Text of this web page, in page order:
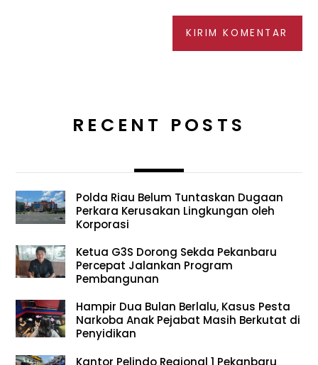
RECENT POSTS
Polda Riau Belum Tuntaskan Dugaan
Perkara Kerusakan Lingkungan oleh
Korporasi
Ketua G3S Dorong Sekda Pekanbaru
Percepat Jalankan Program
Pembangunan
Hampir Dua Bulan Berlalu, Kasus Pesta
Narkoba Anak Pejabat Masih Berkutat di
Penyidikan
Kantor Pelindo Regional 1 Pekanbaru